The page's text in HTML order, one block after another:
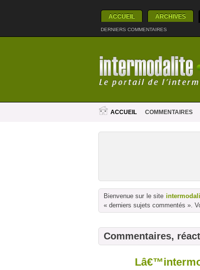
ACCUEIL ARCHIVES
DERNIERS COMMENTAIRES
ACCUEIL COMMENTAIRES
Bienvenue sur le site
« derniers sujets commentés ».
Commentaires,